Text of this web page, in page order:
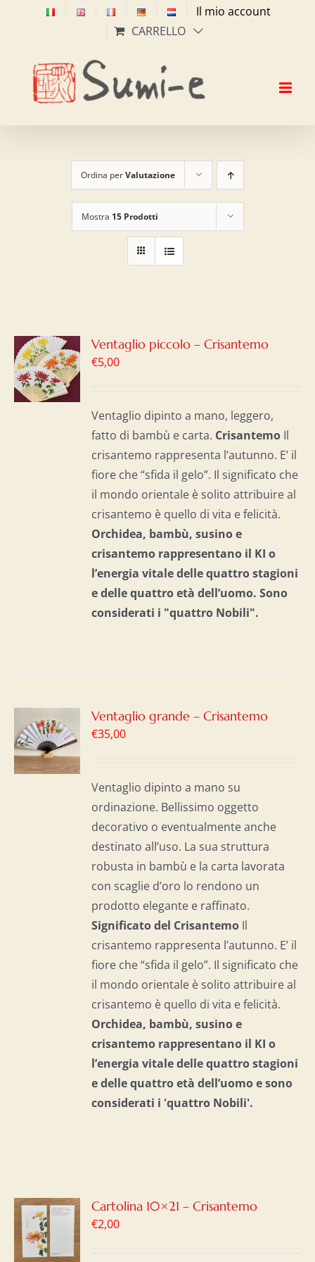
Il mio account
CARRELLO
Ordina perValutazione
Mostra 15 Prodotti
Ventaglio piccolo – Crisantemo
€5,00
Ventaglio dipinto a mano, leggero,
fatto di bambù e carta. Crisantemo Il
crisantemo rappresenta l’autunno. E’ il
fiore che “sfida il gelo”. Il significato che
il mondo orientale è solito attribuire al
crisantemo è quello di vita e felicità.
Orchidea, bambù, susino e
crisantemo rappresentano il KI o
l’energia vitale delle quattro stagioni
e delle quattro età dell’uomo. Sono
considerati i "quattro Nobili".
Ventaglio grande – Crisantemo
€35,00
Ventaglio dipinto a mano su
ordinazione. Bellissimo oggetto
decorativo o eventualmente anche
destinato all’uso. La sua struttura
robusta in bambù e la carta lavorata
con scaglie d’oro lo rendono un
prodotto elegante e raffinato.
Significato del Crisantemo Il
crisantemo rappresenta l’autunno. E’ il
fiore che “sfida il gelo”. Il significato che
il mondo orientale è solito attribuire al
crisantemo è quello di vita e felicità.
Orchidea, bambù, susino e
crisantemo rappresentano il KI o
l’energia vitale delle quattro stagioni
e delle quattro età dell’uomo esono
considerati i 'quattro Nobili'.
Cartolina 10×21 – Crisantemo
€2,00